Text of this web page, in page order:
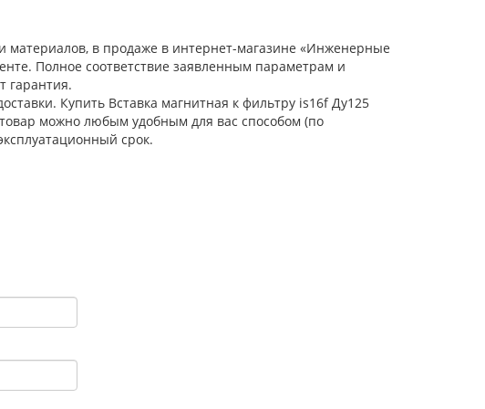
материалов, в продаже в интернет-магазине «Инженерные
Полное соответствие заявленным параметрам и
гарантия.
Купить Вставка магнитная к фильтру is16f Ду125
можно любым удобным для вас способом (по
срок.